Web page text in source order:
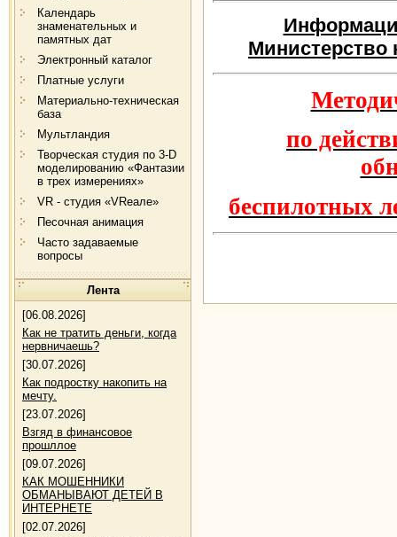
Календарь
знаменательных и
памятных дат
Электронный каталог
Платные услуги
Материально-техническая
база
Мультландия
Творческая студия по 3-D
моделированию «Фантазии
в трех измерениях»
VR - студия «VRеале»
Песочная анимация
Часто задаваемые
вопросы
Лента
[06.08.2026]
Как не тратить деньги, когда
нервничаешь?
[30.07.2026]
Как подростку накопить на
мечту.
[23.07.2026]
Взгяд в финансовое
прошллое
[09.07.2026]
КАК МОШЕННИКИ
ОБМАНЫВАЮТ ДЕТЕЙ В
ИНТЕРНЕТЕ
[02.07.2026]
Министерство
по
беспилотных